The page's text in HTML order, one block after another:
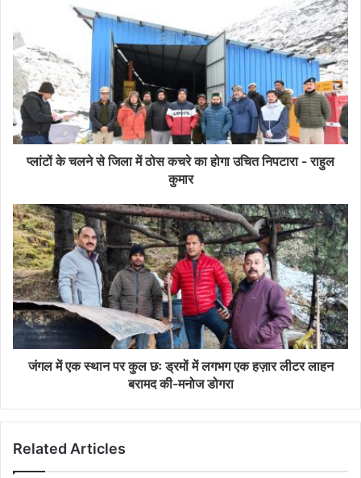
प्लांटों के चलने से जिला में ठोस कचरे का होगा उचित निपटारा - राहुल
कुमार
जंगल में एक स्थान पर कुल छः ड्रमों में लगभग एक हज़ार लीटर लाहन
बरामद की-मनोज डोगरा
Related Articles